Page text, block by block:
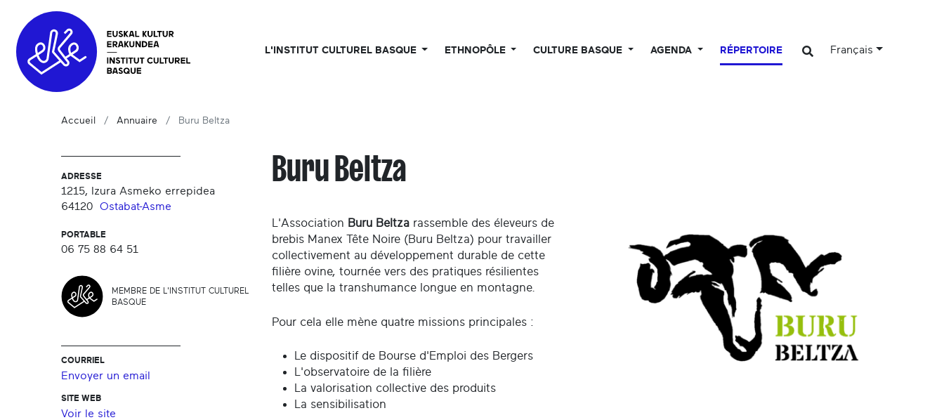
L'INSTITUT CULTUREL BASQUE ETHNOPÔLE CULTURE BASQUE AGENDA RÉPERTOIRE Français
Accueil Annuaire Buru Beltza
ADRESSE
1215, Izura Asmeko errepidea
64120
Ostabat-Asme
PORTABLE
06 75 88 64 51
MEMBRE DE L'INSTITUT CULTUREL
BASQUE
COURRIEL
Envoyer un email
SITE WEB
Voir le site
Buru Beltza
L'Association Buru Beltza rassemble des éleveurs de
brebis Manex Tête Noire (Buru Beltza) pour travailler
collectivement au développement durable de cette
filière ovine, tournée vers des pratiques résilientes
telles que la transhumance longue en montagne.
Pour cela elle mène quatre missions principales :
Le dispositif de Bourse d'Emploi des Bergers
L'observatoire de la filière
La valorisation collective des produits
La sensibilisation